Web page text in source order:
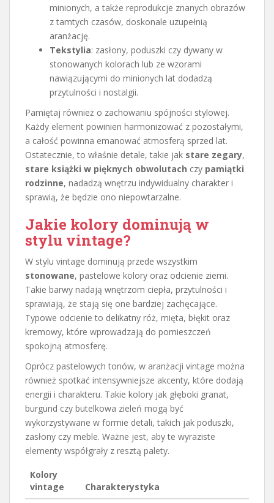
minionych, a także reprodukcje znanych obrazów
z tamtych czasów, doskonale uzupełnią
aranżację.
Tekstylia: zasłony, poduszki czy dywany w
stonowanych kolorach lub ze wzorami
nawiązującymi do minionych lat dodadzą
przytulności i nostalgii.
Pamiętaj również o zachowaniu spójności stylowej.
Każdy element powinien harmonizować z pozostałymi,
a całość powinna emanować atmosferą sprzed lat.
Ostatecznie, to właśnie detale, takie jak stare zegary,
stare książki w pięknych obwolutach czy pamiątki
rodzinne, nadadzą wnętrzu indywidualny charakter i
sprawią, że będzie ono niepowtarzalne.
Jakie kolory dominują w
stylu vintage?
W stylu vintage dominują przede wszystkim
stonowane, pastelowe kolory oraz odcienie ziemi.
Takie barwy nadają wnętrzom ciepła, przytulności i
sprawiają, że stają się one bardziej zachęcające.
Typowe odcienie to delikatny róż, mięta, błękit oraz
kremowy, które wprowadzają do pomieszczeń
spokojną atmosferę.
Oprócz pastelowych tonów, w aranżacji vintage można
również spotkać intensywniejsze akcenty, które dodają
energii i charakteru. Takie kolory jak głęboki granat,
burgund czy butelkowa zieleń mogą być
wykorzystywane w formie detali, takich jak poduszki,
zasłony czy meble. Ważne jest, aby te wyraziste
elementy współgrały z resztą palety.
Kolory
vintage
Charakterystyka